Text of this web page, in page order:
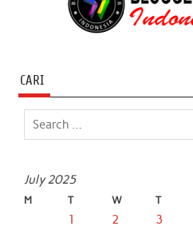
CARI
July 2025
M T W T
1 2 3